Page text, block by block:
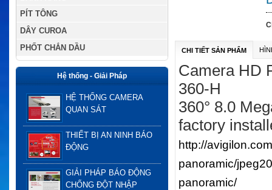
PÍT TÔNG
DÂY CUROA
PHỐT CHẮN DẦU
Hệ thống - Giải Pháp
HỆ THỐNG CAMERA
QUAN SÁT
THIẾT BỊ AN NINH BÁO
ĐỘNG
GIẢI PHÁP BÁO ĐỘNG
CHỐNG ĐỘT NHẬP
CHI TIẾT SẢN PHẨM
Camera HD
360-H
360° 8.0
factory
http://
panoramic/
panoramic/